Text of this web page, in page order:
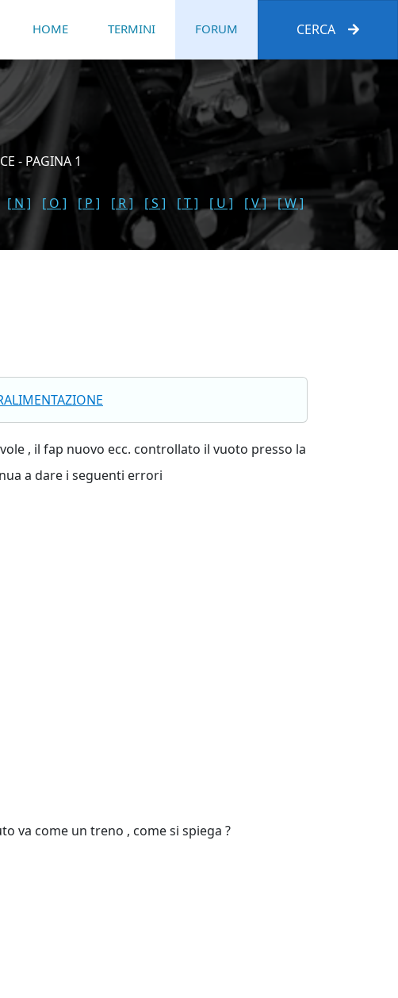
HOME TERMINI FORUM CERCA
- PAGINA 1
[ N ] [ O ] [ P ] [ R ] [ S ] [ T ] [ U ] [ V ]
[ W ]
, il fap nuovo ecc. controllato il vuoto presso la
a dare i seguenti errori
va come un treno , come si spiega ?